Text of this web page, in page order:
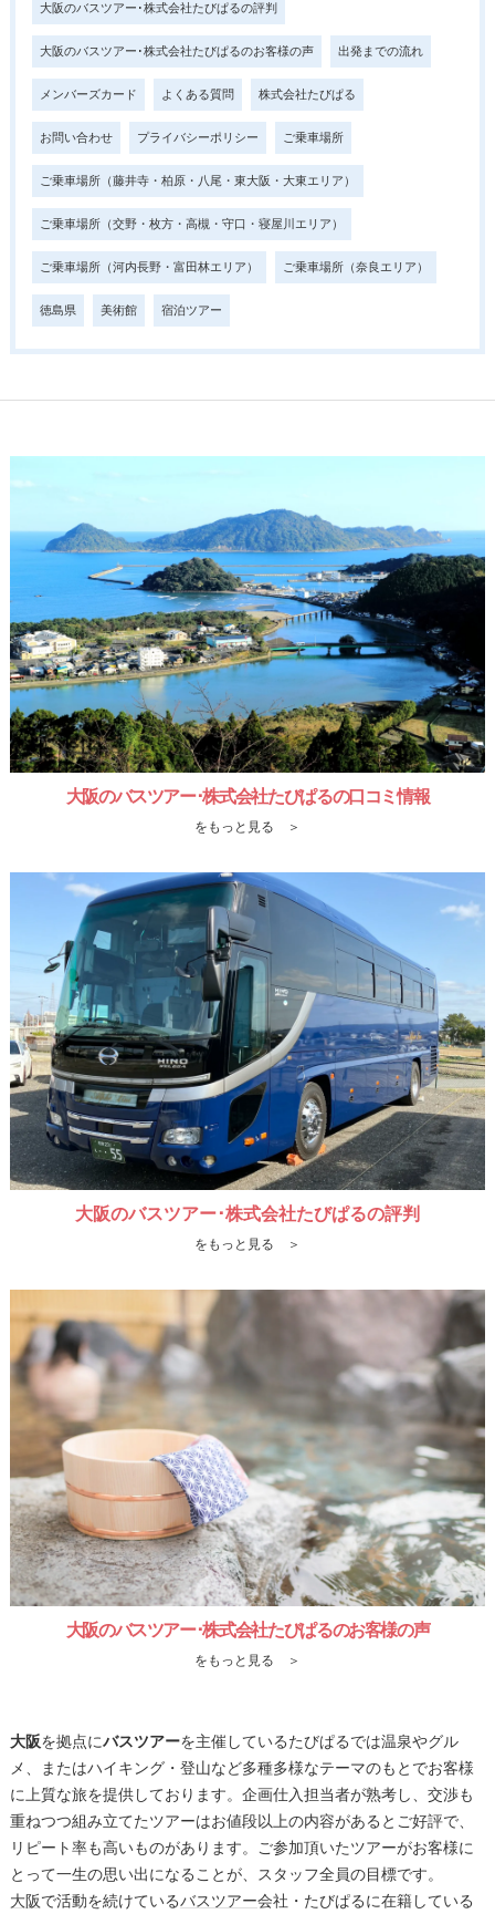
大阪のバスツアー･株式会社たびぱるの評判
大阪のバスツアー･株式会社たびぱるのお客様の声 出発までの流れ
メンバーズカード よくある質問 株式会社たびぱる
お問い合わせ プライバシーポリシー ご乗車場所
ご乗車場所（藤井寺・柏原・八尾・東大阪・大東エリア）
ご乗車場所（交野・枚方・高槻・守口・寝屋川エリア）
ご乗車場所（河内長野・富田林エリア） ご乗車場所（奈良エリア）
徳島県 美術館 宿泊ツアー
大阪のバスツアー･株式会社たびぱるの口コミ情報
をもっと見る ＞
大阪のバスツアー･株式会社たびぱるの評判
をもっと見る ＞
大阪のバスツアー･株式会社たびぱるのお客様の声
をもっと見る ＞
大阪を拠点にバスツアーを主催しているたびぱるでは温泉やグル
メ、またはハイキング・登山など多種多様なテーマのもとでお客様
に上質な旅を提供しております。企画仕入担当者が熟考し、交渉も
重ねつつ組み立てたツアーはお値段以上の内容があるとご好評で、
リピート率も高いものがあります。ご参加頂いたツアーがお客様に
とって一生の思い出になることが、スタッフ全員の目標です。
大阪で活動を続けているバスツアー会社・たびぱるに在籍している